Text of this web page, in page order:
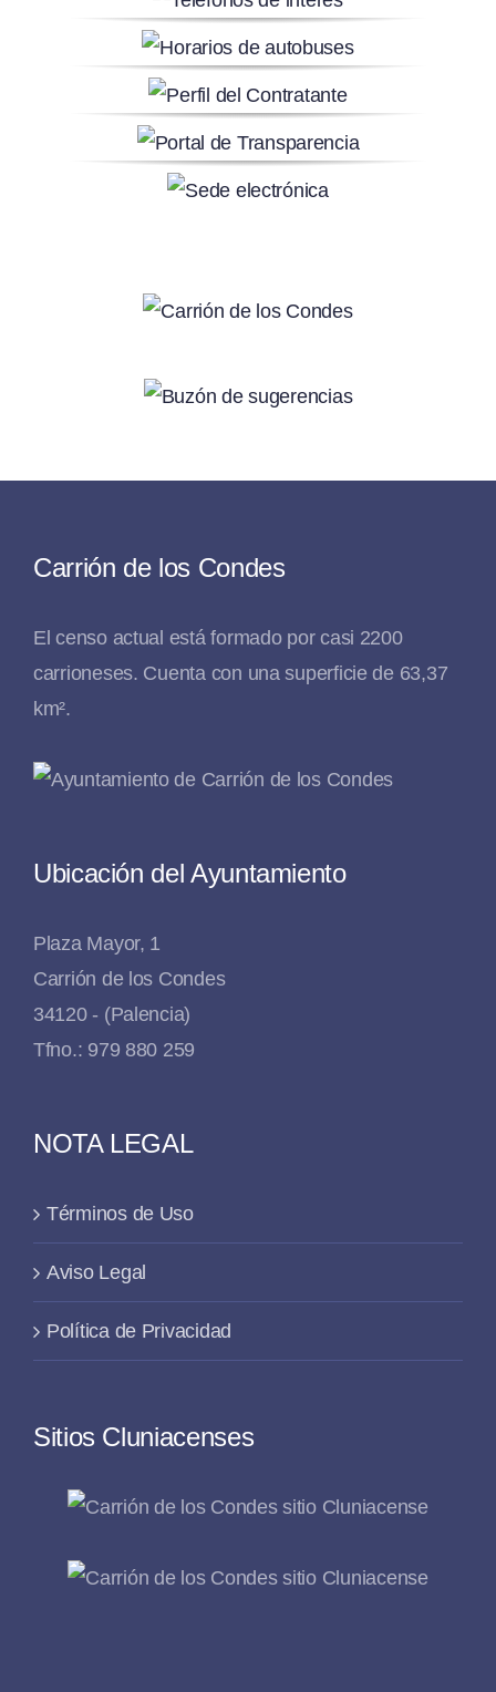
Carrión de los Condes
El censo actual está formado por casi 2200
carrioneses. Cuenta con una superficie de 63,37
km².
Ubicación del Ayuntamiento
Plaza Mayor, 1
Carrión de los Condes
34120 - (Palencia)
Tfno.: 979 880 259
NOTA LEGAL
Términos de Uso
Aviso Legal
Política de Privacidad
Sitios Cluniacenses